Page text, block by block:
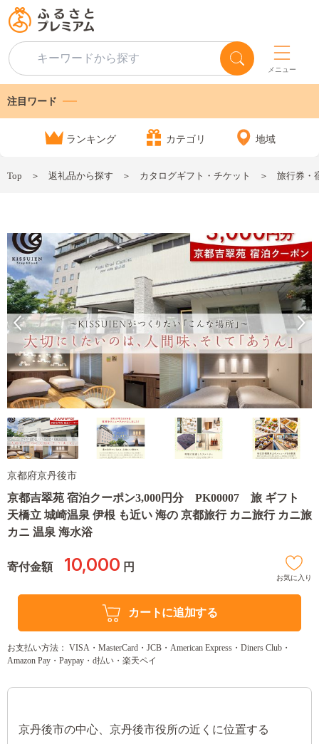
メニュー
注目ワード
ランキング カテゴリ 地域
Top 返礼品から探す カタログギフト・チケット 旅行券・
京都府京丹後市
京都吉翠苑 宿泊クーポン3,000円分 PK00007 旅 ギフト
天橋立 城崎温泉 伊根 も近い 海の 京都旅行 カニ旅行 カニ旅
カニ 温泉 海水浴
寄付金額 10,000 円
お気に入り
カートに追加する
お支払い方法： VISA・MasterCard・JCB・American Express・Diners Club・
Amazon Pay・Paypay・d払い・楽天ペイ
京丹後市の中心、京丹後市役所の近くに位置する